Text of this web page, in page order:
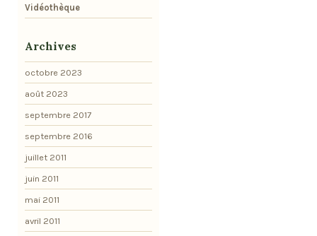
Vidéothèque
Archives
octobre 2023
août 2023
septembre 2017
septembre 2016
juillet 2011
juin 2011
mai 2011
avril 2011